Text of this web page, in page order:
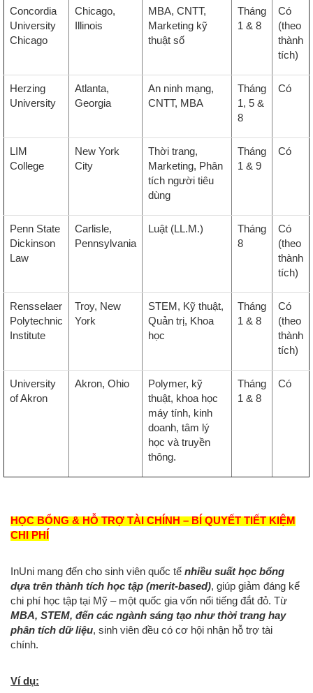
Concordia
University
Chicago
Chicago,
Illinois
MBA, CNTT,
Marketing kỹ
thuật số
Tháng
1 & 8
Có
(theo
thành
tích)
Herzing
University
Atlanta,
Georgia
An ninh mạng,
CNTT, MBA
Tháng
1, 5 &
8
Có
LIM
College
New York
City
Thời trang,
Marketing, Phân
tích người tiêu
dùng
Tháng
1 & 9
Có
Penn State
Dickinson
Law
Carlisle,
Pennsylvania
Luật (LL.M.)
Tháng
8
Có
(theo
thành
tích)
Rensselaer
Polytechnic
Institute
Troy, New
York
STEM, Kỹ thuật,
Quản trị, Khoa
học
Tháng
1 & 8
Có
(theo
thành
tích)
University
of Akron
Akron, Ohio
Polymer, kỹ
thuật, khoa học
máy tính, kinh
doanh, tâm lý
học và truyền
thông.
Tháng
1 & 8
Có
HỌC BỔNG & HỖ TRỢ TÀI CHÍNH – BÍ QUYẾT TIẾT KIỆM
CHI PHÍ
InUni mang đến cho sinh viên quốc tế nhiều suất học bổng
dựa trên thành tích học tập (merit-based), giúp giảm đáng kể
chi phí học tập tại Mỹ – một quốc gia vốn nổi tiếng đắt đỏ. Từ
MBA, STEM, đến các ngành sáng tạo như thời trang hay
phân tích dữ liệu, sinh viên đều có cơ hội nhận hỗ trợ tài
chính.
Ví dụ: